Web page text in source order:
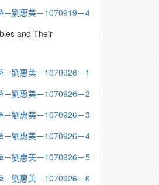
－劉惠美－1070919－4
and Their
劉惠美－1070926－1
－劉惠美－1070926－2
－劉惠美－1070926－3
－劉惠美－1070926－4
－劉惠美－1070926－5
－劉惠美－1070926－6